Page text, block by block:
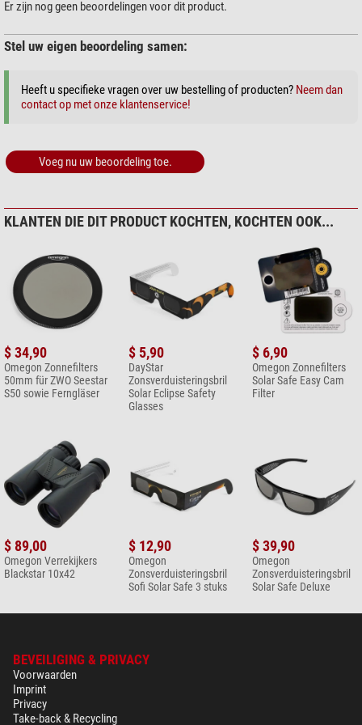
Serie
Blackstar 2.0
Oppervlaktemateriaal
Rubberen bekleding
Toepassing
Theater
goed
Jacht
goed
Bird watching
goed
$ 159,00*
Outdoor (2)
Stealth Gear Vouwkruk, 3
$ 22,90*
+ Toon meer accessoires in deze categorie: 1
Omegon Zonnefilters 50mm
$ 34,90*
+ Toon meer accessoires in deze categorie: 4
Onderhoud > Lens cleaners (4)
Omegon Reinigingsset 7-in-1
voor optieken
$ 19,90*
Onderhoud > Andere (2)
Omegon SPUDZ microvezel
reinigingsdoekje
$ 19,90*
+ Toon meer accessoires in deze categorie: 1
*Alle prijzen zijn inclusief BTW + verzendkosten.
Er zijn nog geen beoordelingen voor dit product.
Stel uw eigen beoordeling samen:
Heeft u specifieke vragen over uw bestelling of producten? Neem dan
contact op met onze klantenservice!
Voeg nu uw beoordeling toe.
KLANTEN DIE DIT PRODUCT KOCHTEN, KOCHTEN OOK...
$ 34,90
Omegon Zonnefilters
50mm für ZWO Seestar
S50 sowie Ferngläser
$ 5,90
DayStar
Zonsverduisteringsbril
Solar Eclipse Safety
Glasses
$ 6,90
Omegon Zonnefilters
Solar Safe Easy Cam
Filter
$ 89,00
Omegon Verrekijkers
Blackstar 10x42
$ 12,90
Omegon
Zonsverduisteringsbril
Sofi Solar Safe 3 stuks
$ 39,90
Omegon
Zonsverduisteringsbril
Solar Safe Deluxe
BEVEILIGING & PRIVACY
Voorwaarden
Imprint
Privacy
Take-back & Recycling